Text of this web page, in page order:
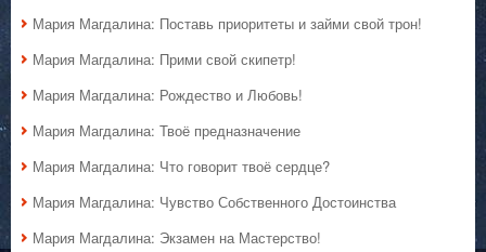
Мария Магдалина: Поставь приоритеты и займи свой трон!
Мария Магдалина: Прими свой скипетр!
Мария Магдалина: Рождество и Любовь!
Мария Магдалина: Твоё предназначение
Мария Магдалина: Что говорит твоё сердце?
Мария Магдалина: Чувство Собственного Достоинства
Мария Магдалина: Экзамен на Мастерство!